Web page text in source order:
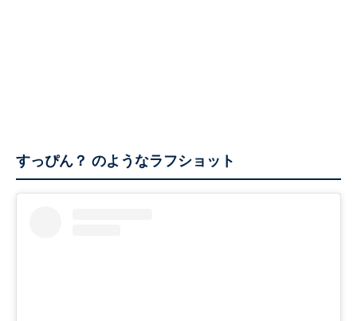
すっぴん？ のようなラフショット